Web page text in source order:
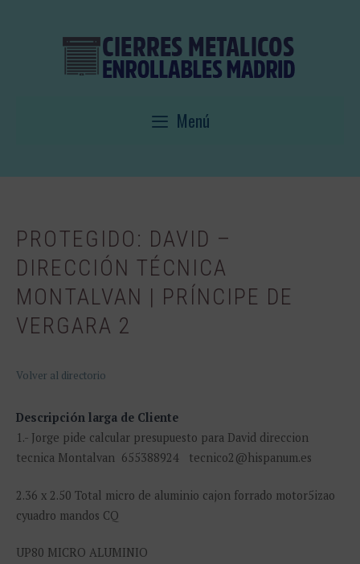
Menú
PROTEGIDO: DAVID –
DIRECCIÓN TÉCNICA
MONTALVAN | PRÍNCIPE DE
VERGARA 2
Volver al directorio
Descripción larga de Cliente
1.- Jorge pide calcular presupuesto para David direccion
tecnica Montalvan 655388924 tecnico2@hispanum.es
2.36 x 2.50 Total micro de aluminio cajon forrado motor5izao
cyuadro mandos CQ
UP80 MICRO ALUMINIO